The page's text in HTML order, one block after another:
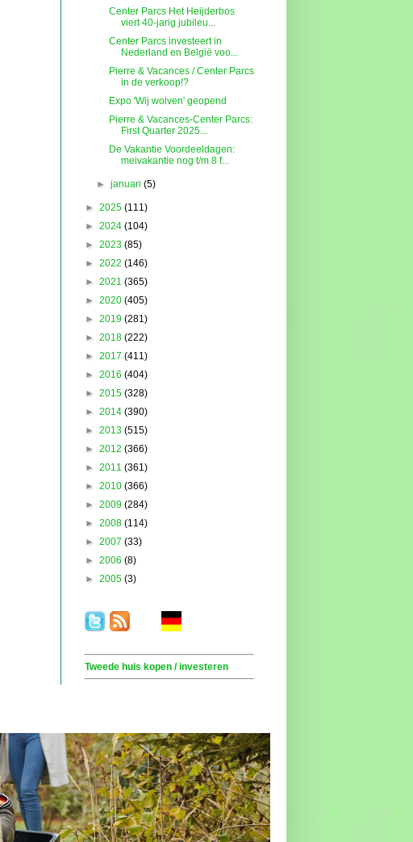
Center Parcs Het Heijderbos
viert 40-jarig jubileu...
Center Parcs investeert in
Nederland en België voo...
Pierre & Vacances / Center Parcs
in de verkoop!?
Expo 'Wij wolven' geopend
Pierre & Vacances-Center Parcs:
First Quarter 2025...
De Vakantie Voordeeldagen:
meivakantie nog t/m 8 f...
►januari(5)
► 2025 (111)
► 2024 (104)
► 2023 (85)
► 2022 (146)
► 2021 (365)
► 2020 (405)
► 2019 (281)
► 2018 (222)
► 2017 (411)
► 2016 (404)
► 2015 (328)
► 2014 (390)
► 2013 (515)
► 2012 (366)
► 2011 (361)
► 2010 (366)
► 2009 (284)
► 2008 (114)
► 2007 (33)
► 2006 (8)
► 2005 (3)
Tweede huis kopen / investeren